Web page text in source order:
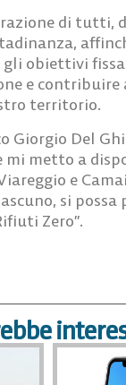
di tutti,
gli obiettivi
e contribuire
territorio.
Giorgio Del
metto a
e
si possa
Zero”.